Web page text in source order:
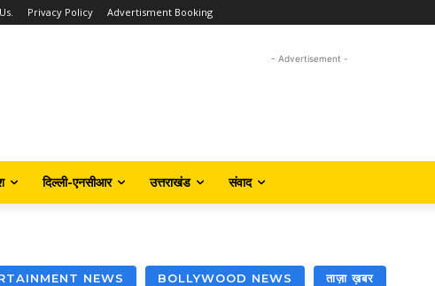
Privacy Policy Advertisment Booking
- Advertisement -
दिल्ली-एनसीआर उत्तराखंड संवाद
NEWS BOLLYWOOD NEWS ताज़ा ख़बर